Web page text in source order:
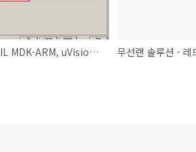
KEIL MDK-ARM, uVision에서 라이브러리 프로젝트 설정하기. .lib 만들기 위함.